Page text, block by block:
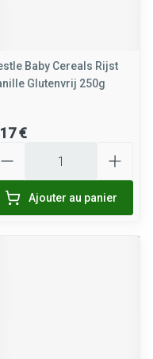
Baby Cereals Rijst
Glutenvrij 250g
€
Ajouter au panier